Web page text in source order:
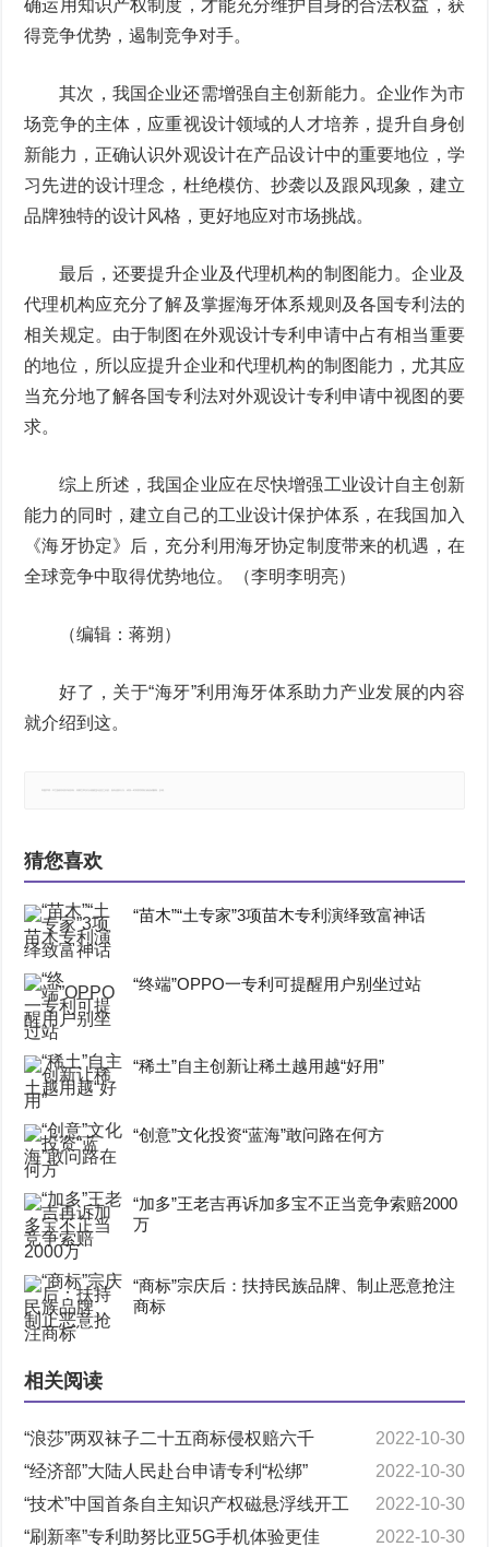
确运用知识产权制度，才能充分维护自身的合法权益，获
得竞争优势，遏制竞争对手。
其次，我国企业还需增强自主创新能力。企业作为市
场竞争的主体，应重视设计领域的人才培养，提升自身创
新能力，正确认识外观设计在产品设计中的重要地位，学
习先进的设计理念，杜绝模仿、抄袭以及跟风现象，建立
品牌独特的设计风格，更好地应对市场挑战。
最后，还要提升企业及代理机构的制图能力。企业及
代理机构应充分了解及掌握海牙体系规则及各国专利法的
相关规定。由于制图在外观设计专利申请中占有相当重要
的地位，所以应提升企业和代理机构的制图能力，尤其应
当充分地了解各国专利法对外观设计专利申请中视图的要
求。
综上所述，我国企业应在尽快增强工业设计自主创新
能力的同时，建立自己的工业设计保护体系，在我国加入
《海牙协定》后，充分利用海牙协定制度带来的机遇，在
全球竞争中取得优势地位。（李明李明亮）
（编辑：蒋朔）
好了，关于“海牙”利用海牙体系助力产业发展的内容
就介绍到这。
猜您喜欢
“苗木”“土专家”3项苗木专利演绎致富神话
“终端”OPPO一专利可提醒用户别坐过站
“稀土”自主创新让稀土越用越“好用”
“创意”文化投资“蓝海”敢问路在何方
“加多”王老吉再诉加多宝不正当竞争索赔2000
万
“商标”宗庆后：扶持民族品牌、制止恶意抢注
商标
相关阅读
“浪莎”两双袜子二十五商标侵权赔六千
2022-10-30
“经济部”大陆人民赴台申请专利“松绑”
2022-10-30
“技术”中国首条自主知识产权磁悬浮线开工
2022-10-30
“刷新率”专利助努比亚5G手机体验更佳
2022-10-30